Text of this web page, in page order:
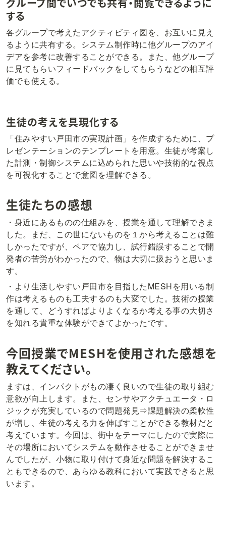
する
各グループで考えたアクティビティ図を、お互いに見え
るように共有する。システム制作時に他グループのアイ
デアを参考に改善することができる。また、他グループ
に見てもらいフィードバックをしてもらうなどの相互評
価でも使える。
生徒の考えを具現化する
「住みやすい戸田市の実現計画」を作成するために、プ
レゼンテーションのテンプレートを用意。生徒が考案し
た計測・制御システムに込められた思いや技術的な視点
を可視化することで意図を理解できる。
生徒たちの感想
・身近にあるものの仕組みを、授業を通して理解できま
した。まだ、この世にないものを１から考えることは難
しかったですが、ペアで協力し、試行錯誤することで開
発者の苦労がわかったので、物は大切に扱おうと思いま
す。
・より生活しやすい戸田市を目指したMESHを用いる制
作は考えるものも工夫するのも大変でした。技術の授業
を通して、どうすればよりよくなるか考える事の大切さ
を知れる貴重な体験ができてよかったです。
今回授業でMESHを使用された感想を
教えてください。
ますは、インパクトがもの凄く良いので生徒の取り組む
意欲が向上します。また、センサやアクチュエータ・ロ
ジックが充実しているので問題発見⇒課題解決の柔軟性
が増し、生徒の考える力を伸ばすことができる教材だと
考えています。今回は、街中をテーマにしたので実際に
その場所においてシステムを動作させることができませ
んでしたが、小物に取り付けて身近な問題を解決するこ
ともできるので、あらゆる教科において実践できると思
います。